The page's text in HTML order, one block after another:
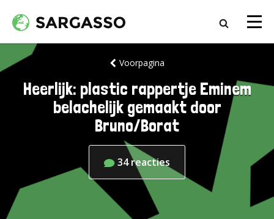
Voorpagina
Heerlijk: plastic rappertje Eminem
belachelijk gemaakt door
Bruno/Borat
34 reacties